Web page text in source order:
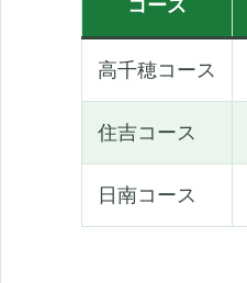
コース
高千穂コース
住吉コース
日南コース